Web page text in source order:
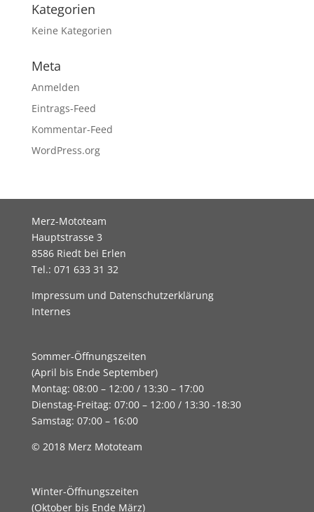
Kategorien
Keine Kategorien
Meta
Anmelden
Eintrags-Feed
Kommentar-Feed
WordPress.org
Merz-Mototeam
Hauptstrasse 3
8586 Riedt bei Erlen
Tel.: 071 633 31 32
Impressum und Datenschutzerklärung
Internes
Sommer-Öffnungszeiten
(April bis Ende September)
Montag: 08:00 – 12:00 / 13:30 – 17:00
Dienstag-Freitag: 07:00 – 12:00 / 13:30 -18:30
Samstag: 07:00 – 16:00
© 2018 Merz Mototeam
Winter-Öffnungszeiten
(Oktober bis Ende März)